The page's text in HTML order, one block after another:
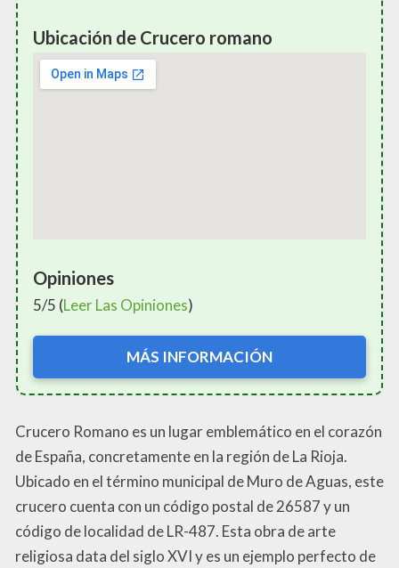
Ubicación de Crucero romano
Opiniones
5/5 (Leer Las Opiniones)
MÁS INFORMACIÓN
Crucero Romano es un lugar emblemático en el corazón
de España, concretamente en la región de La Rioja.
Ubicado en el término municipal de Muro de Aguas, este
crucero cuenta con un código postal de 26587 y un
código de localidad de LR-487. Esta obra de arte
religiosa data del siglo XVI y es un ejemplo perfecto de